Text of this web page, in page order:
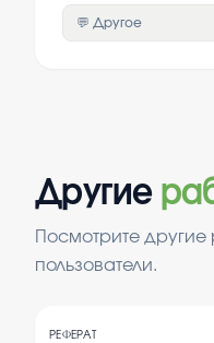
💬 Другое
Другие
Посмотрите
пользователи.
РЕФЕРАТ